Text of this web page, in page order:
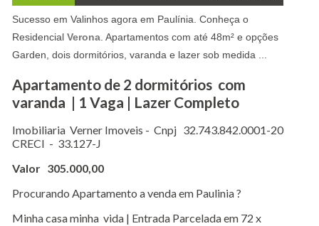
Sucesso em Valinhos agora em Paulínia. Conheça o
Residencial Verona . Apartamentos com até 48m² e opções
Garden, dois dormitórios, varanda e lazer sob medida ...
Apartamento de 2 dormitórios com
varanda | 1 Vaga | Lazer Completo
Imobiliaria Verner Imoveis - Cnpj 32.743.842.0001-20
CRECI - 33.127-J
Valor 305.000,00
Procurando Apartamento a venda em Paulinia ?
Minha casa minha vida | Entrada Parcelada em 72 x